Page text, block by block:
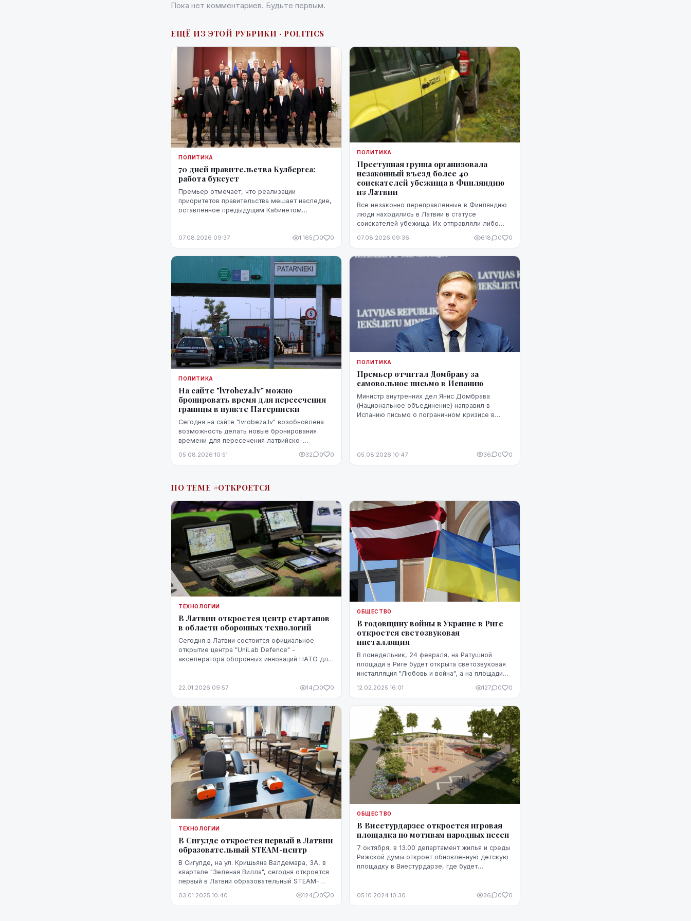
Пока нет комментариев. Будьте первым.
ЕЩЁ ИЗ ЭТОЙ РУБРИКИ · POLITICS
ПОЛИТИКА
70 дней правительства Кулбергса:
работа буксует
Премьер отмечает, что реализации
приоритетов правительства мешает наследие,
оставленное предыдущим Кабинетом
ожидает более стремительного прогресса.
07.08.2026 09:37 1 165 0 0
ПОЛИТИКА
Преступная группа организовала
незаконный въезд более 40
соискателей убежища в Финляндию
из Латвии
Все незаконно переправленные в Финляндию
люди находились в Латвии в статусе
соискателей убежища. Их отправляли либо
через Эстонию.
07.08.2026 09:36 618 0 0
ПОЛИТИКА
На сайте "lvrobeza.lv" можно
бронировать время для пересечения
границы в пункте Патерниеки
Сегодня на сайте "lvrobeza.lv" возобновлена
возможность делать новые бронирования
времени для пересечения латвийско-
Патерниеки.
05.08.2026 10:51 32 0 0
ПОЛИТИКА
Премьер отчитал Домбраву за
самовольное письмо в Испанию
Министр внутренних дел Янис Домбрава
(Национальное объединение) направил в
Испанию письмо о пограничном кризисе в
05.08.2026 10:47 36 0 0
ПО ТЕМЕ #ОТКРОЕТСЯ
ТЕХНОЛОГИИ
В Латвии откроется центр стартапов
в области оборонных технологий
Сегодня в Латвии состоится официальное
открытие центра "UniLab Defence" -
акселератора оборонных инноваций НАТО для
22.01.2026 09:57 14 0 0
ОБЩЕСТВО
В годовщину войны в Украине в Риге
откроется светозвуковая
инсталляция
В понедельник, 24 февраля, на Ратушной
площади в Риге будет открыта светозвуковая
инсталляция "Любовь и война", а на площади
непобедимости Украины", приуроченн...
12.02.2025 16:01 127 0 0
ТЕХНОЛОГИИ
В Сигулде откроется первый в Латвии
образовательный STEAM-центр
В Сигулде, на ул. Кришьяна Валдемара, 3A, в
квартале "Зеленая Вилла", сегодня откроется
первый в Латвии образовательный STEAM-
представители центра.
03.01.2025 10:40 124 0 0
ОБЩЕСТВО
В Виестурдарзсе откроется игровая
площадка по мотивам народных песен
7 октября, в 13.00 департамент жилья и среды
Рижской думы откроет обновленную детскую
площадку в Виестурдарзе, где будет
05.10.2024 10:30 36 0 0